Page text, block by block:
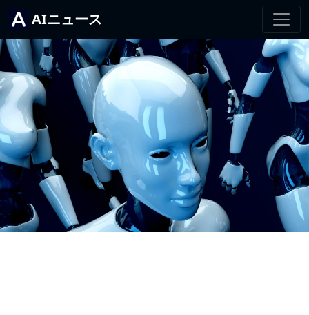
AIニュース